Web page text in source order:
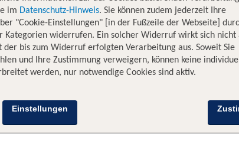
Hotelinformationen Lage Bewertungen
im Datenschutz-Hinweis. Sie können zudem jederzeit Ihre
"Cookie-Einstellungen" [in der Fußzeile der Webseite]
Kategorien widerrufen. Ein solcher Widerruf wirkt sich nicht
der bis zum Widerruf erfolgten Verarbeitung aus. Soweit Sie
und Ihre Zustimmung verweigern, können keine
werden, nur notwendige Cookies sind aktiv.
Einstellungen